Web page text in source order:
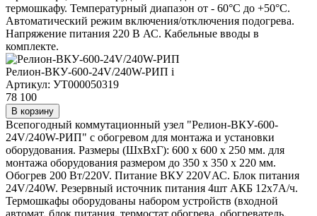
термошкафу. Температурный диапазон от - 60°C до +50°C.
Автоматический режим включения/отключения подогрева.
Напряжение питания 220 В АС. Кабельные вводы в
комплекте.
Релион-ВКУ-600-24V/240W-РИП i
Артикул: УТ000050319
78 100
В корзину
Всепогодный коммутационный узел "Релион-ВКУ-600-
24V/240W-РИП" с обогревом для монтажа и установки
оборудования. Размеры (ШхВхГ): 600 х 600 х 250 мм. для
монтажа оборудования размером до 350 х 350 х 220 мм.
Обогрев 200 Вт/220V. Питание ВКУ 220VАС. Блок питания
24V/240W. Резервный источник питания 4шт АКБ 12х7А/ч.
Термошкафы оборудованы набором устройств (входной